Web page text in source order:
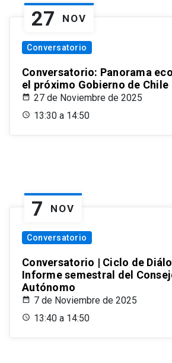
27 NOV
Conversatorio
Conversatorio: Panorama
el próximo Gobierno de Chile
27 de Noviembre de 2025
13:30 a 14:50
7 NOV
Conversatorio
Conversatorio | Ciclo de
Informe semestral del
Autónomo
7 de Noviembre de 2025
13:40 a 14:50